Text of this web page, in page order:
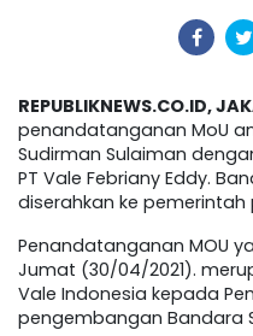
REPUBLIKNEWS.CO.ID,
penandatanganan MoU
Sudirman Sulaiman
PT Vale Febriany Eddy.
diserahkan ke pemerintah
Penandatanganan MOU
Jumat (30/04/2021).
Vale Indonesia kepada
pengembangan Bandara